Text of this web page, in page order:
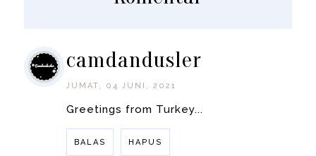
camdandusler
JUMAT, 04 JUNI, 2021
Greetings from Turkey...
BALAS HAPUS